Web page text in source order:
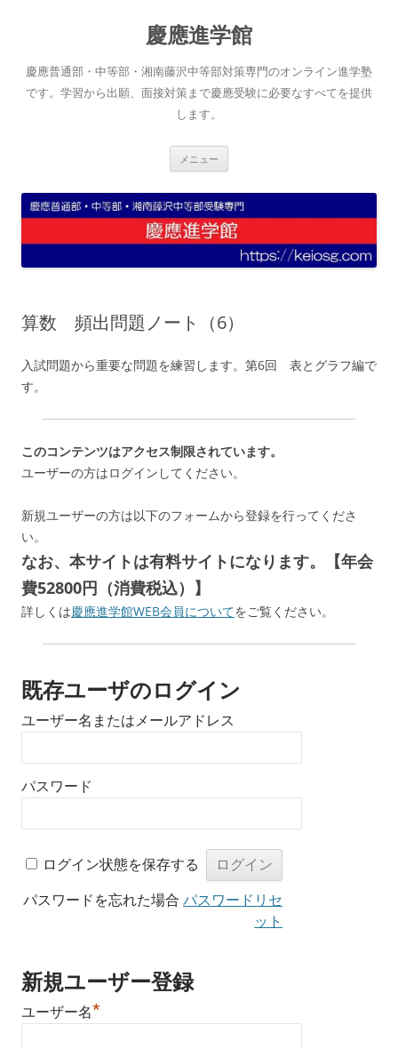
へ
ス
キ
慶應進学館
慶應普通部・中等部・湘南藤沢中等部対策専門のオンライン進学塾
です。学習から出願、面接対策まで慶應受験に必要なすべてを提供
します。
メニュー
算数 頻出問題ノート（6）
入試問題から重要な問題を練習します。第6回 表とグラフ編で
す。
このコンテンツはアクセス制限されています。
ユーザーの方はログインしてください。
新規ユーザーの方は以下のフォームから登録を行ってくださ
い。
なお、本サイトは有料サイトになります。【年会
費52800円（消費税込）】
詳しくは慶應進学館WEB会員についてをご覧ください。
既存ユーザのログイン
ユーザー名またはメールアドレス
パスワード
ログイン状態を保存する
パスワードを忘れた場合 パスワードリセ
ット
新規ユーザー登録
ユーザー名*